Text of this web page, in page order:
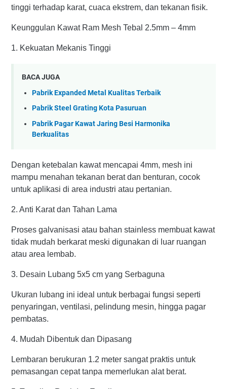
tinggi terhadap karat, cuaca ekstrem, dan tekanan fisik.
Keunggulan Kawat Ram Mesh Tebal 2.5mm – 4mm
1. Kekuatan Mekanis Tinggi
BACA JUGA
Pabrik Expanded Metal Kualitas Terbaik
Pabrik Steel Grating Kota Pasuruan
Pabrik Pagar Kawat Jaring Besi Harmonika
Berkualitas
Dengan ketebalan kawat mencapai 4mm, mesh ini
mampu menahan tekanan berat dan benturan, cocok
untuk aplikasi di area industri atau pertanian.
2. Anti Karat dan Tahan Lama
Proses galvanisasi atau bahan stainless membuat kawat
tidak mudah berkarat meski digunakan di luar ruangan
atau area lembab.
3. Desain Lubang 5x5 cm yang Serbaguna
Ukuran lubang ini ideal untuk berbagai fungsi seperti
penyaringan, ventilasi, pelindung mesin, hingga pagar
pembatas.
4. Mudah Dibentuk dan Dipasang
Lembaran berukuran 1.2 meter sangat praktis untuk
pemasangan cepat tanpa memerlukan alat berat.